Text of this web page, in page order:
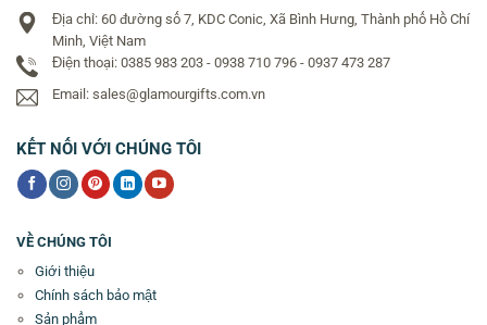
Địa chỉ: 60 đường số 7, KDC Conic, Xã Bình Hưng, Thành phố Hồ Chí
Minh, Việt Nam
Điện thoại: 0385 983 203 - 0938 710 796 - 0937 473 287
Email: sales@glamourgifts.com.vn
KẾT NỐI VỚI CHÚNG TÔI
VỀ CHÚNG TÔI
Giới thiệu
Chính sách bảo mật
Sản phẩm